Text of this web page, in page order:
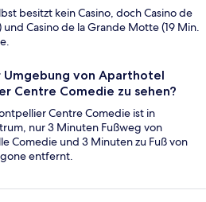
besitzt kein Casino, doch Casino de
und Casino de la Grande Motte (19 Min.
Umgebung von Aparthotel
Centre Comedie zu sehen?
Centre Comedie ist in
nur 3 Minuten Fußweg von
Comedie und 3 Minuten zu Fuß von
entfernt.